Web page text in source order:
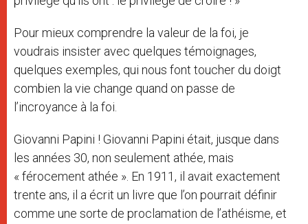
Pour mieux comprendre la valeur de la foi, je
voudrais insister avec quelques témoignages,
quelques exemples, qui nous font toucher du doigt
combien la vie change quand on passe de
l’incroyance à la foi.
Giovanni Papini ! Giovanni Papini était, jusque dans
les années 30, non seulement athée, mais
« férocement athée ». En 1911, il avait exactement
trente ans, il a écrit un livre que l’on pourrait définir
comme une sorte de proclamation de l’athéisme, et